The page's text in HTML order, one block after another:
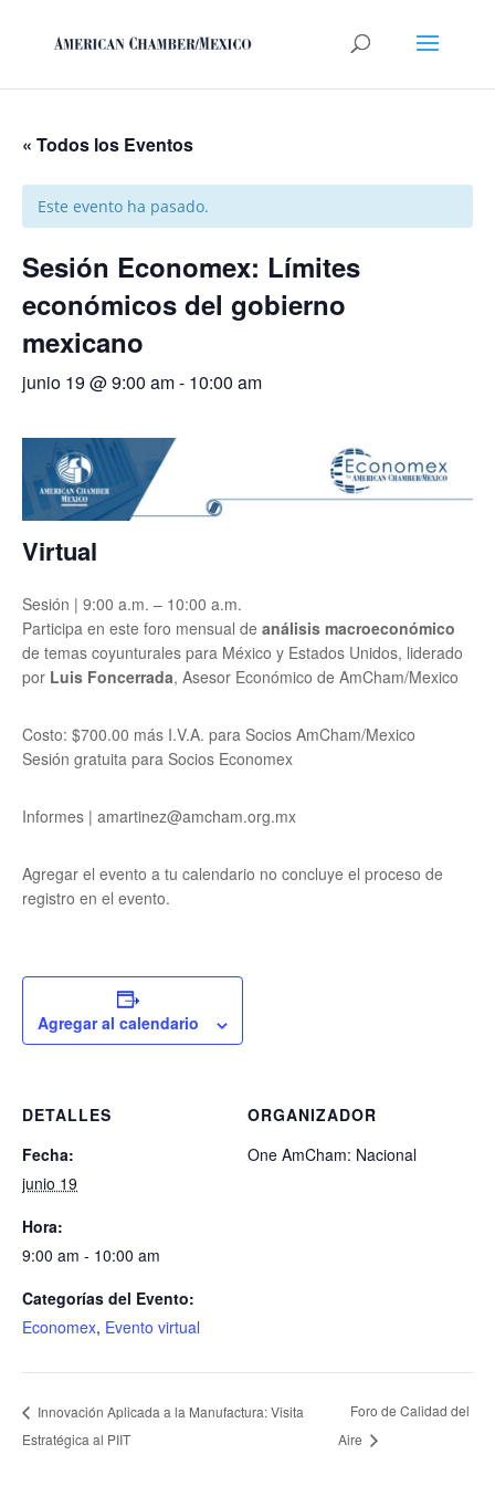
« Todos los Eventos
Este evento ha pasado.
Sesión Economex: Límites
económicos del gobierno
mexicano
junio 19 @ 9:00 am- 10:00 am
Virtual
Sesión | 9:00 a.m. – 10:00 a.m.
Participa en este foro mensual de análisis macroeconómico
de temas coyunturales para México y Estados Unidos, liderado
por Luis Foncerrada, Asesor Económico de AmCham/Mexico
Costo: $700.00 más I.V.A. para Socios AmCham/Mexico
Sesión gratuita para Socios Economex
Informes | amartinez@amcham.org.mx
Agregar el evento a tu calendario no concluye el proceso de
registro en el evento.
Agregar al calendario
DETALLES
Fecha:
junio 19
Hora:
9:00 am - 10:00 am
Categorías del Evento:
Economex, Evento virtual
ORGANIZADOR
One AmCham: Nacional
Innovación Aplicada a la Manufactura: Visita
Estratégica al PIIT
Foro de Calidad del
Aire